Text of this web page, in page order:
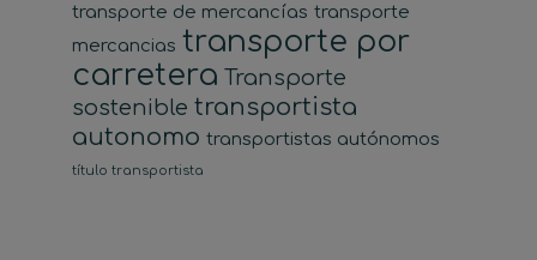
transporte de mercancías transporte
mercancias transporte por
carretera Transporte
sostenible transportista
autonomo transportistas autónomos
título transportista